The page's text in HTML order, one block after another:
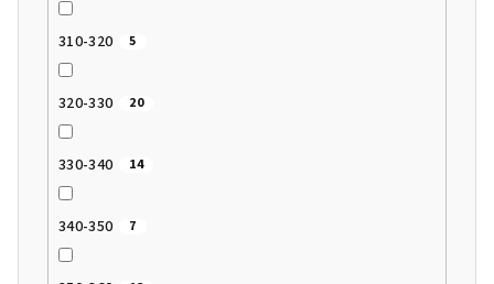
310-320 5
320-330 20
330-340 14
340-350 7